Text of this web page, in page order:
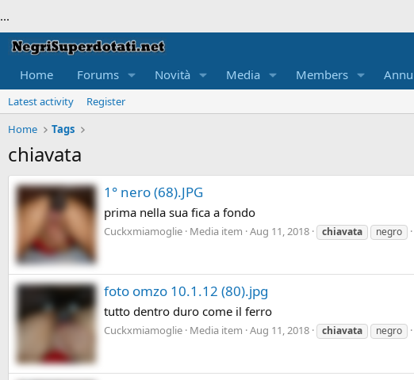
...
Home Forums Novità Media Members
Latest activity
Register
Home
Tags
chiavata
1° nero (68).JPG
prima nella sua fica a fondo
Cuckxmiamoglie Media item Aug 11, 2018 chiavata negro
foto omzo 10.1.12 (80).jpg
tutto dentro duro come il ferro
Cuckxmiamoglie Media item Aug 11, 2018 chiavata negro